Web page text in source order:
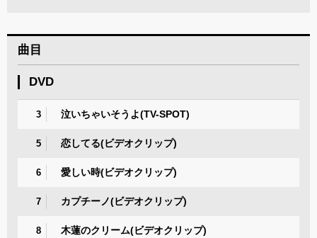
曲目
DVD
3 泣いちゃいそうよ(TV-SPOT)
5 恋してる(ビデオクリップ)
6 愛しい時(ビデオクリップ)
7 カプチーノ(ビデオクリップ)
8 木蓮のクリーム(ビデオクリップ)